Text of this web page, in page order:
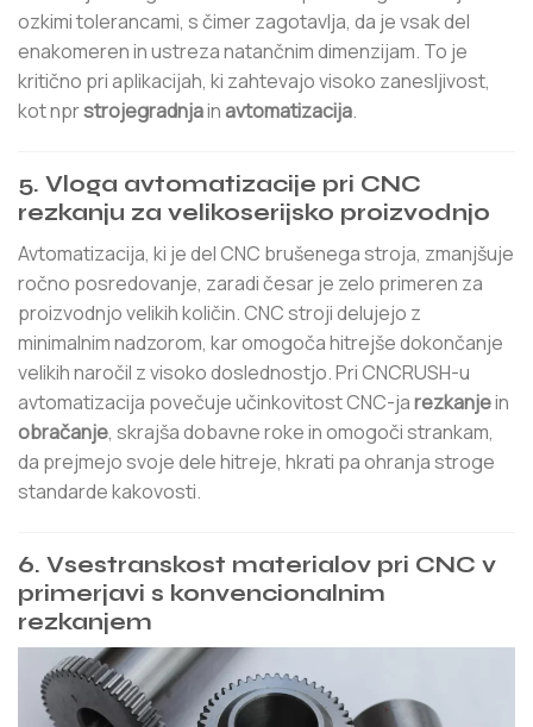
ozkimi tolerancami, s čimer zagotavlja, da je vsak del
enakomeren in ustreza natančnim dimenzijam. To je
kritično pri aplikacijah, ki zahtevajo visoko zanesljivost,
kot nprstrojegradnjain avtomatizacija.
5. Vloga avtomatizacije pri CNC
rezkanju za velikoserijsko proizvodnjo
Avtomatizacija, ki je del CNC brušenega stroja, zmanjšuje
ročno posredovanje, zaradi česar je zelo primeren za
proizvodnjo velikih količin. CNC stroji delujejo z
minimalnim nadzorom, kar omogoča hitrejše dokončanje
velikih naročil z visoko doslednostjo. Pri CNCRUSH-u
avtomatizacija povečuje učinkovitost CNC-jarezkanjein
obračanje, skrajša dobavne roke in omogoči strankam,
da prejmejo svoje dele hitreje, hkrati pa ohranja stroge
standarde kakovosti.
6. Vsestranskost materialov pri CNC v
primerjavi s konvencionalnim
rezkanjem